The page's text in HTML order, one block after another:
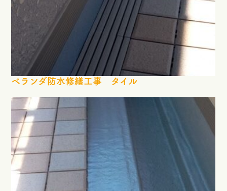
ベランダ防水修繕工事 タイル